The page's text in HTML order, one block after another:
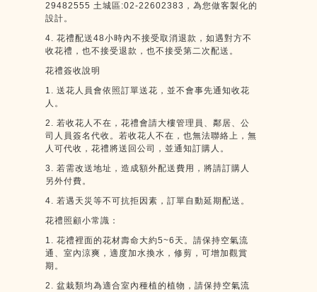
29482555 土城區 :02-22602383 ，為您做客製化的
設計。
4. 花禮配送48小時內不接受取消退款，如遇對方不
收花禮，也不接受退款，也不接受第二次配送。
花禮簽收說明
1. 送花人員會依照訂單送花，並不會事先通知收花
人。
2. 若收花人不在，花禮會請大樓管理員、鄰居、公
司人員簽名代收。若收花人不在，也無法聯絡上，無
人可代收，花禮將送回公司，並通知訂購人。
3. 若需改送地址，造成額外配送費用，將請訂購人
另外付費。
4. 若遇天災等不可抗拒因素，訂單自動延期配送。
花禮照顧小常識：
1. 花禮裡面的花材壽命大約5~6 天。請保持空氣流
通、室內涼爽，適度加水換水，修剪，可增加觀賞
期。
2. 盆栽類均為適合室內種植的植物，請保持空氣流